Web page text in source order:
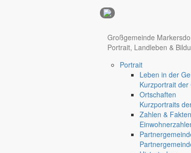
Hotel Nürnberg
Regional werben auf markersdorf.de!
Großgemeinde
Portrait, Landleben &
Portrait
Leben in der
Kurzportrait
Ortschaften
Kurzportraits
Zahlen & Fakten
Deutsch-Paulsdorf